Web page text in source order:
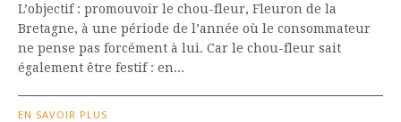
L’objectif : promouvoir le chou-fleur, Fleuron de la
Bretagne, à une période de l’année où le consommateur
ne pense pas forcément à lui. Car le chou-fleur sait
également être festif : en...
EN SAVOIR PLUS